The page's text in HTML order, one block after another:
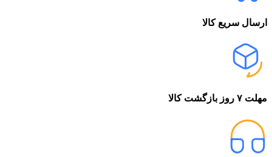
ارسال سریع کالا
مهلت ۷ روز بازگشت کالا